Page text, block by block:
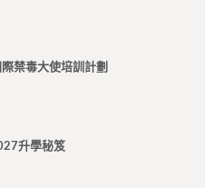
禁毒大使培訓計劃
升學秘笈